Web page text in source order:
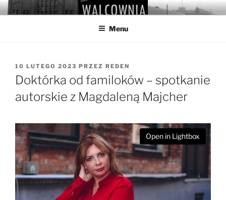
Przejdź
do
WALCOWNIA
Muzeum Hutnictwa Cynku
Menu
OPUBLIKOWANE
W
10 LUTEGO 2023 PRZEZ REDEN
Doktórka od familoków – spotkanie
autorskie z Magdaleną Majcher
Open in Lightbox